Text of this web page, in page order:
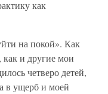
как
на покой». Как
и другие мои
четверо детей,
в ущерб и моей